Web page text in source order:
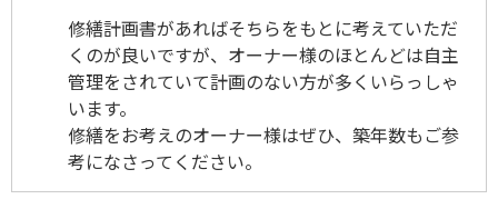
修繕計画書があればそちらをもとに考えていただ
くのが良いですが、オーナー様のほとんどは自主
管理をされていて計画のない方が多くいらっしゃ
います。
修繕をお考えのオーナー様はぜひ、築年数もご参
考になさってください。